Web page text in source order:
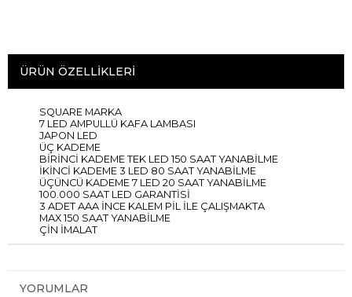
ÜRÜN ÖZELLIKLERI
SQUARE MARKA
7 LED AMPULLÜ KAFA LAMBASI
JAPON LED
ÜÇ KADEME
BİRİNCİ KADEME TEK LED 150 SAAT YANABİLME
İKİNCİ KADEME 3 LED 80 SAAT YANABİLME
ÜÇÜNCÜ KADEME 7 LED 20 SAAT YANABİLME
100.000 SAAT LED GARANTİSİ
3 ADET AAA İNCE KALEM PİL İLE ÇALIŞMAKTA
MAX 150 SAAT YANABİLME
ÇİN İMALAT
YORUMLAR